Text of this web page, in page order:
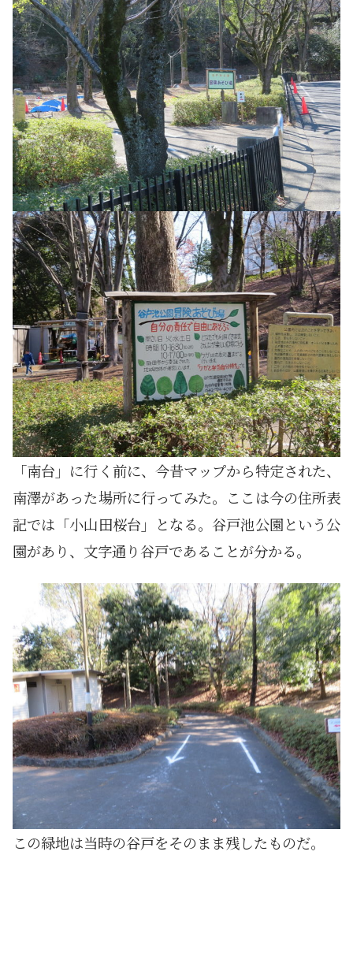
「南台」に行く前に、今昔マップから特定された、
南澤があった場所に行ってみた。ここは今の住所表
記では「小山田桜台」となる。谷戸池公園という公
園があり、文字通り谷戸であることが分かる。
この緑地は当時の谷戸をそのまま残したものだ。